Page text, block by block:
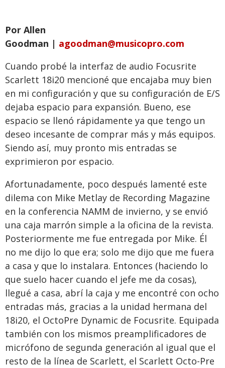
Por Allen
Goodman | agoodman@musicopro.com
Cuando probé la interfaz de audio Focusrite
Scarlett 18i20 mencioné que encajaba muy bien
en mi configuración y que su configuración de E/S
dejaba espacio para expansión. Bueno, ese
espacio se llenó rápidamente ya que tengo un
deseo incesante de comprar más y más equipos.
Siendo así, muy pronto mis entradas se
exprimieron por espacio.
Afortunadamente, poco después lamenté este
dilema con Mike Metlay de Recording Magazine
en la conferencia NAMM de invierno, y se envió
una caja marrón simple a la oficina de la revista.
Posteriormente me fue entregada por Mike. Él
no me dijo lo que era; solo me dijo que me fuera
a casa y que lo instalara. Entonces (haciendo lo
que suelo hacer cuando el jefe me da cosas),
llegué a casa, abrí la caja y me encontré con ocho
entradas más, gracias a la unidad hermana del
18i20, el OctoPre Dynamic de Focusrite. Equipada
también con los mismos preamplificadores de
micrófono de segunda generación al igual que el
resto de la línea de Scarlett, el Scarlett Octo-Pre